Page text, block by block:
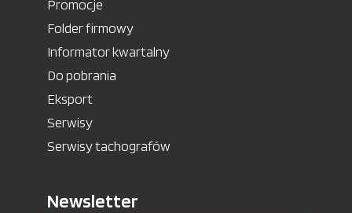
Promocje
Folder firmowy
Informator kwartalny
Do pobrania
Eksport
Serwisy
Serwisy tachografów
Newsletter